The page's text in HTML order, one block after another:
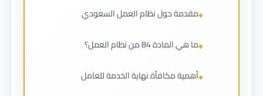
مقدمة حول نظام العمل السعودي
ما هي المادة 84 من نظام العمل؟
أهمية مكافأة نهاية الخدمة للعامل